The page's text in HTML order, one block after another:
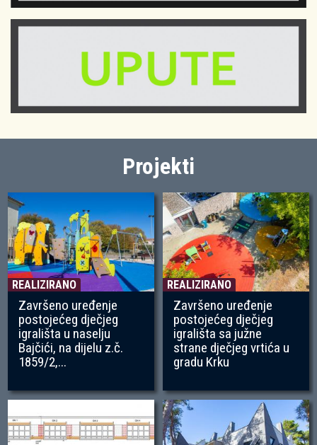
Projekti
REALIZIRANO
Završeno uređenje
postojećeg dječjeg
igrališta u naselju
Bajčići, na dijelu z.č.
1859/2,...
REALIZIRANO
Završeno uređenje
postojećeg dječjeg
igrališta sa južne
strane dječjeg vrtića u
gradu Krku